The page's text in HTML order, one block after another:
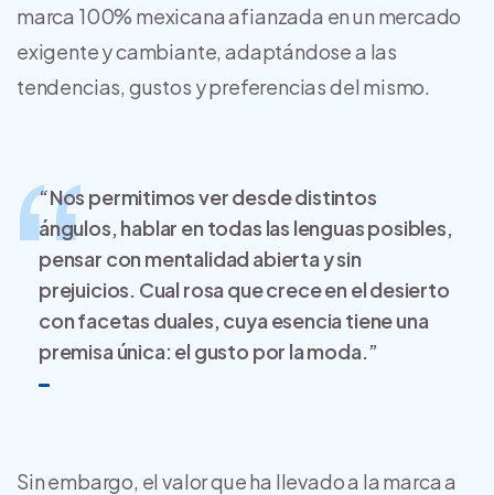
marca 100% mexicana afianzada en un mercado
exigente y cambiante, adaptándose a las
tendencias, gustos y preferencias del mismo.
“Nos permitimos ver desde distintos
ángulos, hablar en todas las lenguas posibles,
pensar con mentalidad abierta y sin
prejuicios. Cual rosa que crece en el desierto
con facetas duales, cuya esencia tiene una
premisa única: el gusto por la moda.”
Sin embargo, el valor que ha llevado a la marca a